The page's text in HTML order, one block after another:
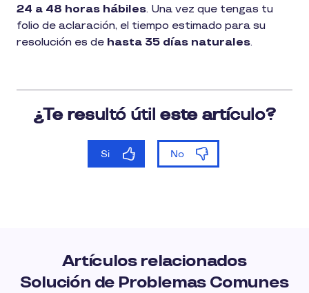
de
lectura
24 a 48 horas hábiles. Una vez que tengas tu
folio de aclaración, el tiempo estimado para su
resolución es de hasta 35 días naturales.
Artículos relacionados
Solución de Problemas Comunes